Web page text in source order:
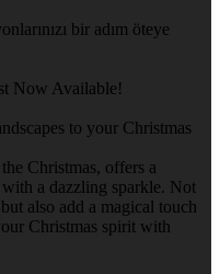
bir adım öteye
Now Available!
to your Christmas
Christmas, offers a
a dazzling sparkle. Not
also add a magical touch
Christmas spirit with